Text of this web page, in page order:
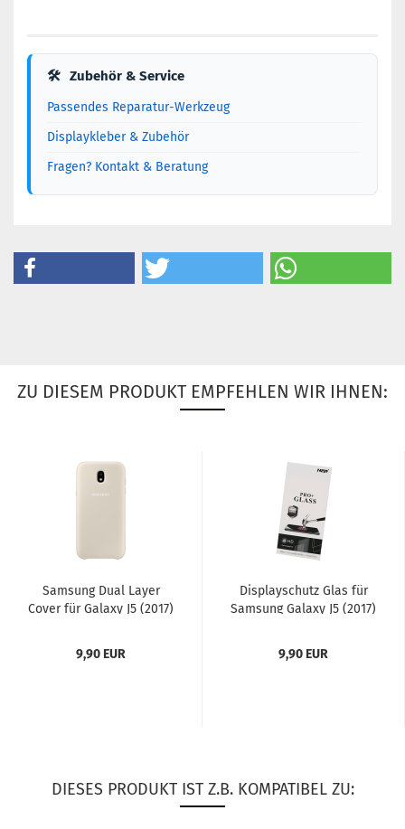
🛠 Zubehör & Service
Passendes Reparatur-Werkzeug
Displaykleber & Zubehör
Fragen? Kontakt & Beratung
ZU DIESEM PRODUKT EMPFEHLEN WIR IHNEN:
Sam­sung Dual Layer
Cover für Ga­la­xy J5 (2017)
9,90 EUR
Dis­play­schutz Glas für
Sam­sung Ga­la­xy J5 (2017)
9,90 EUR
DIESES PRODUKT IST Z.B. KOMPATIBEL ZU: